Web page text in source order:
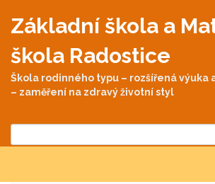
Základní škola a
škola Radostice
Škola rodinného typu – rozšířená výuka
– zaměření na zdravý životní styl